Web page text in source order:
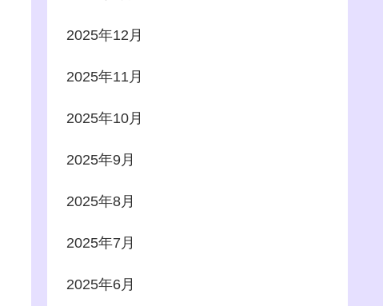
2025年12月
2025年11月
2025年10月
2025年9月
2025年8月
2025年7月
2025年6月